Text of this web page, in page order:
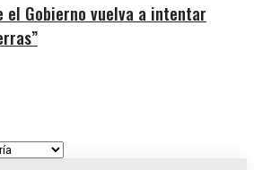
el Gobierno vuelva a intentar